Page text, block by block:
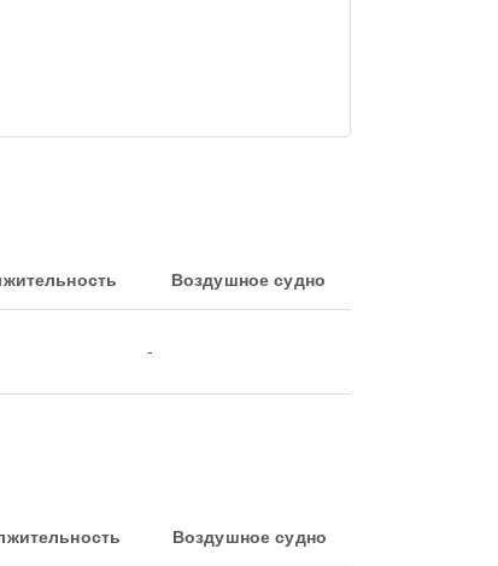
Воздушное судно
-
Воздушное судно